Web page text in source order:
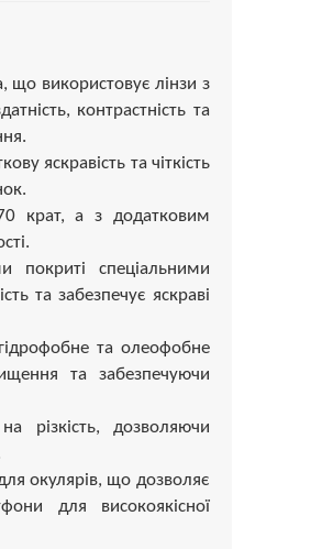
що використовує лінзи з
контрастність та
яскравість та чіткість
крат, а з додатковим
покриті спеціальними
та забезпечує яскраві
та олеофобне
та забезпечуючи
різкість, дозволяючи
окулярів, що дозволяє
для високоякісної